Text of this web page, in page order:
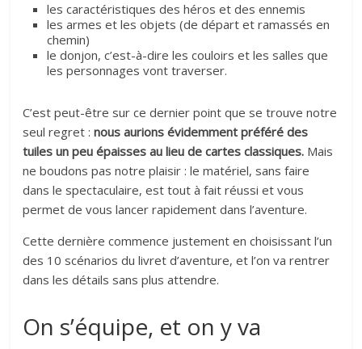
les caractéristiques des héros et des ennemis
les armes et les objets (de départ et ramassés en
chemin)
le donjon, c’est-à-dire les couloirs et les salles que
les personnages vont traverser.
C’est peut-être sur ce dernier point que se trouve notre
seul regret :nous aurions évidemment préféré des
tuiles un peu épaisses au lieu de cartes classiques. Mais
ne boudons pas notre plaisir : le matériel, sans faire
dans le spectaculaire, est tout à fait réussi et vous
permet de vous lancer rapidement dans l’aventure.
Cette dernière commence justement en choisissant l’un
des 10 scénarios du livret d’aventure, et l’on va rentrer
dans les détails sans plus attendre.
On s’équipe, et on y va